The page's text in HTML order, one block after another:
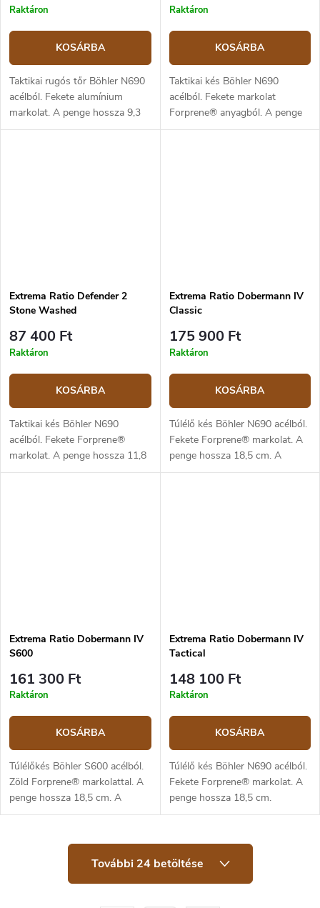
Raktáron
KOSÁRBA
Taktikai rugós tőr Böhler N690
acélból. Fekete alumínium
markolat. A penge hossza 9,3
cm, a teljes hossz 23,1 cm.
Raktáron
KOSÁRBA
Taktikai kés Böhler N690
acélból. Fekete markolat
Forprene® anyagból. A penge
hossza 11,8 cm. A csomag
Extrema Ratio Defender 2
Stone Washed
87 400 Ft
Raktáron
KOSÁRBA
Taktikai kés Böhler N690
acélból. Fekete Forprene®
markolat. A penge hossza 11,8
cm. A csomag tartalmaz
Extrema Ratio Dobermann IV
Classic
175 900 Ft
Raktáron
KOSÁRBA
Túlélő kés Böhler N690 acélból.
Fekete Forprene® markolat. A
penge hossza 18,5 cm. A
csomag tartalmaz egy Molle
Extrema Ratio Dobermann IV
S600
161 300 Ft
Raktáron
KOSÁRBA
Túlélőkés Böhler S600 acélból.
Zöld Forprene® markolattal. A
penge hossza 18,5 cm. A
késhez Molle-rendszerű tok is
Extrema Ratio Dobermann IV
Tactical
148 100 Ft
Raktáron
KOSÁRBA
Túlélő kés Böhler N690 acélból.
Fekete Forprene® markolat. A
penge hossza 18,5 cm.
Tartozék a Molle rendszeres
További 24 betöltése